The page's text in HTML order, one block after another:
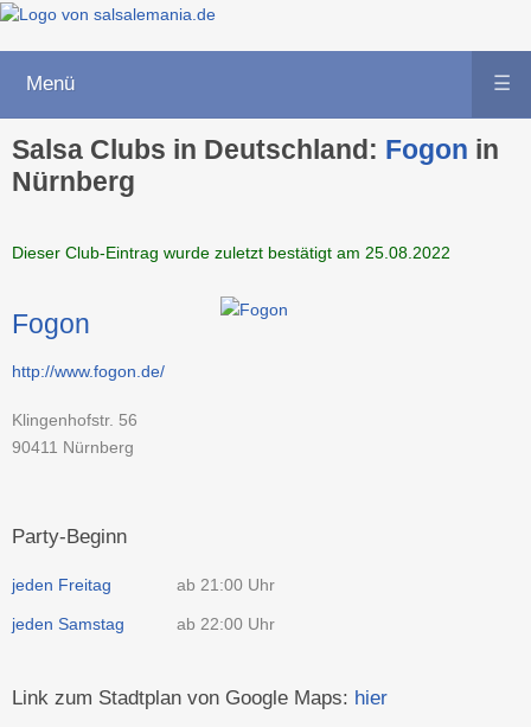
Menü ☰
Salsa Clubs in Deutschland: Fogon in
Nürnberg
Dieser Club-Eintrag wurde zuletzt bestätigt am 25.08.2022
Fogon
http://www.fogon.de/
Klingenhofstr. 56
90411 Nürnberg
Party-Beginn
jeden Freitag ab 21:00 Uhr
jeden Samstag ab 22:00 Uhr
Link zum Stadtplan von Google Maps: hier